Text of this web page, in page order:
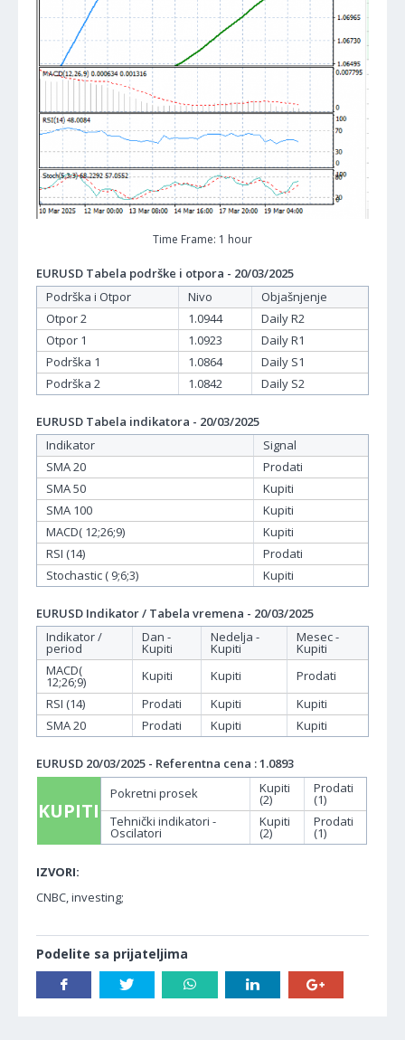
Time Frame: 1 hour
EURUSD Tabela podrške i otpora - 20/03/2025
Podrška i Otpor
Nivo
Objašnjenje
Otpor 2
1.0944
Daily R2
Otpor 1
1.0923
Daily R1
Podrška 1
1.0864
Daily S1
Podrška 2
1.0842 Daily S2
EURUSD Tabela indikatora - 20/03/2025
Indikator
Signal
SMA 20
Prodati
SMA 50
Kupiti
SMA 100
Kupiti
MACD( 12;26;9)
Kupiti
RSI (14)
Prodati
Stochastic ( 9;6;3)
Kupiti
EURUSD Indikator / Tabela vremena - 20/03/2025
Indikator /
period
Dan -
Kupiti
Nedelja -
Kupiti
Mesec -
Kupiti
MACD(
12;26;9) Kupiti Kupiti
Prodati
RSI (14)
Prodati Kupiti
Kupiti
SMA 20
Prodati Kupiti Kupiti
EURUSD 20/03/2025 - Referentna cena : 1.0893
KUPITI
Pokretni prosek Kupiti
(2)
Prodati
(1)
Tehnički indikatori -
Oscilatori
Kupiti
(2)
Prodati
(1)
IZVORI:
CNBC, investing;
Podelite sa prijateljima